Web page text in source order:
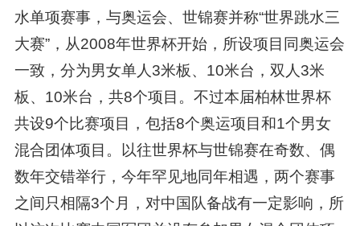
水单项赛事，与奥运会、世锦赛并称“世界跳水三
大赛”，从2008年世界杯开始，所设项目同奥运会
一致，分为男女单人3米板、10米台，双人3米
板、10米台，共8个项目。不过本届柏林世界杯
共设9个比赛项目，包括8个奥运项目和1个男女
混合团体项目。以往世界杯与世锦赛在奇数、偶
数年交错举行，今年罕见地同年相遇，两个赛事
之间只相隔3个月，对中国队备战有一定影响，所